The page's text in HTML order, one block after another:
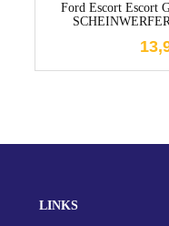
Ford Escort Escort
LINKS